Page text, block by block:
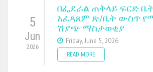
5
Jun
2026
በፌደራል ጠቅላይ ፍርድ
አፈጻጸም ጽ/ቤት ውስጥ
ሽያጭ ማስታወቂያ
Friday, June 5, 2026
READ MORE